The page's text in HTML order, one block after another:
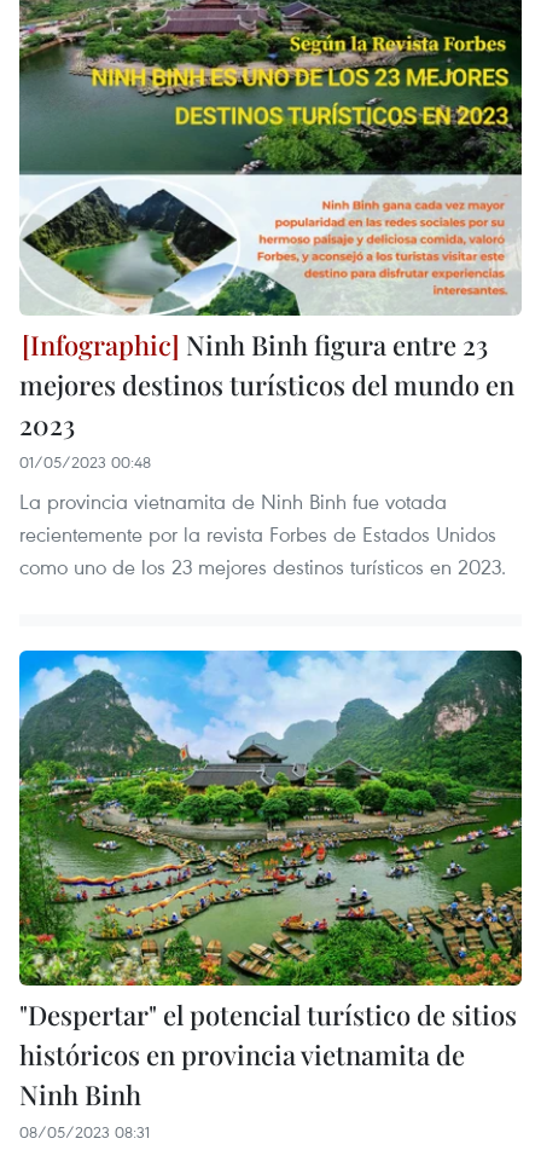
Ninh Binh figura entre 23
mejores destinos turísticos del mundo en
2023
01/05/2023 00:48
La provincia vietnamita de Ninh Binh fue votada
recientemente por la revista Forbes de Estados Unidos
como uno de los 23 mejores destinos turísticos en 2023.
"Despertar" el potencial turístico de sitios
históricos en provincia vietnamita de
Ninh Binh
08/05/2023 08:31